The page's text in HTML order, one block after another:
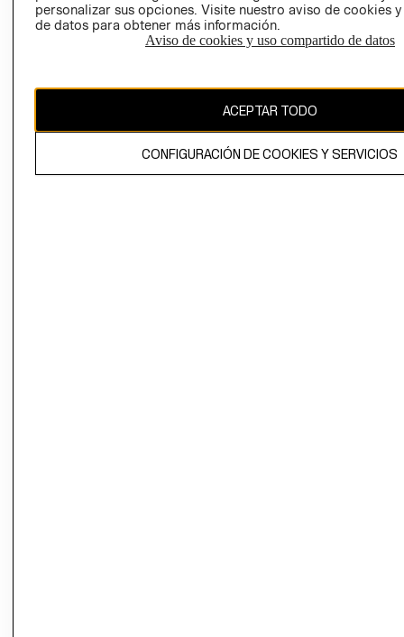
COOKIES
personalizar sus opciones. Visite nuestro aviso de cookies
de datos para obtener más información.
Aviso de cookies y uso compartido de datos
ACEPTAR TODO
CONFIGURACIÓN DE COOKIES Y SERVICIOS